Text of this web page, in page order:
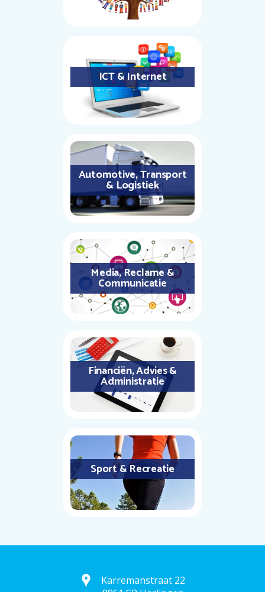
ICT & Internet
Automotive, Transport
& Logistiek
Media, Reclame &
Communicatie
Financiën, Advies &
Administratie
Sport & Recreatie
Karremanstraat 22